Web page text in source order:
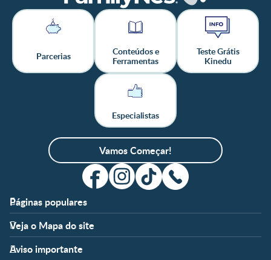
Parcerias
Conteúdos e
Ferramentas
Teste Grátis
Kinedu
Especialistas
Vamos Começar!
Páginas populares
Apoio
FAQ
Nossos Artigos
Clube
Veja o Mapa do site
Fases
Pré-Concepção
Temas
Aviso importante